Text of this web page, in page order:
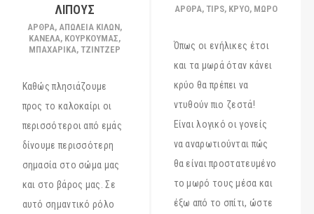
ΛΊΠΟΥΣ
ΆΡΘΡΑ, ΑΠΩΛΕΙΑ ΚΙΛΩΝ,
ΚΑΝΕΛΑ, ΚΟΥΡΚΟΥΜΑΣ,
ΜΠΑΧΑΡΙΚΑ, ΤΖΙΝΤΖΕΡ
Καθώς πλησιάζουμε
προς το καλοκαίρι οι
περισσότεροι από εμάς
δίνουμε περισσότερη
σημασία στο σώμα μας
και στο βάρος μας. Σε
αυτό σημαντικό ρόλο
ΆΡΘΡΑ, TIPS, ΚΡΥΟ, ΜΩΡΌ
Όπως οι ενήλικες έτσι
και τα μωρά όταν κάνει
κρύο θα πρέπει να
ντυθούν πιο ζεστά!
Είναι λογικό οι γονείς
να αναρωτιούνται πώς
θα είναι προστατευμένο
το μωρό τους μέσα και
έξω από το σπίτι, ώστε